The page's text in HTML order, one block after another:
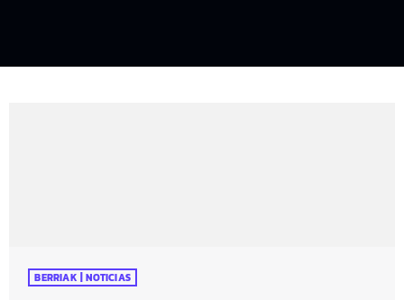
BERRIAK | NOTICIAS